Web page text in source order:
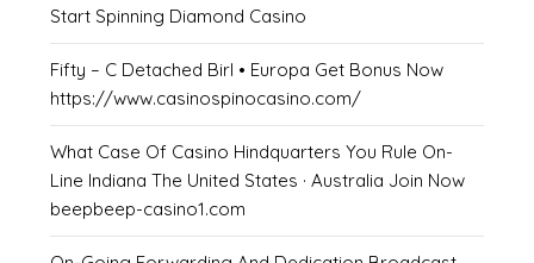
Start Spinning Diamond Casino
Fifty – C Detached Birl • Europa Get Bonus Now
https://www.casinospinocasino.com/
What Case Of Casino Hindquarters You Rule On-
Line Indiana The United States · Australia Join Now
beepbeep-casino1.com